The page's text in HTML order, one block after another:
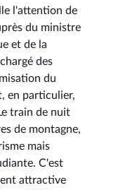
l'attention de
du ministre
et de la
des
du
en particulier,
train de nuit
de montagne,
mais
C'est
attractive